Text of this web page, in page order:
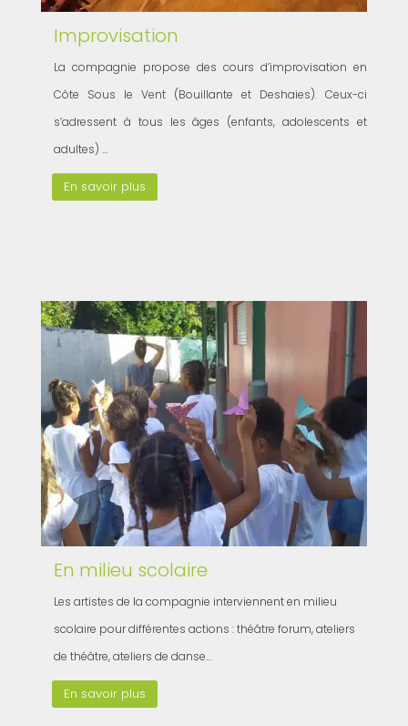
Improvisation
La compagnie propose des cours d’improvisation en
Côte Sous le Vent (Bouillante et Deshaies). Ceux-ci
s’adressent à tous les âges (enfants, adolescents et
adultes) …
En savoir plus
En milieu scolaire
Les artistes de la compagnie interviennent en milieu
scolaire pour différentes actions : théâtre forum, ateliers
de théâtre, ateliers de danse…
En savoir plus